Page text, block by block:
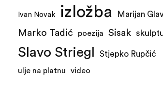
Ivan Novak izložba Marijan
Marko Tadić poezija Sisak
Slavo Striegl Stjepko Rupčić
ulje na platnu video